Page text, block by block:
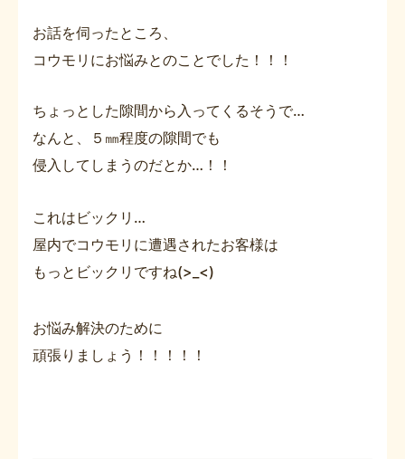
お話を伺ったところ、
コウモリにお悩みとのことでした！！！
ちょっとした隙間から入ってくるそうで…
なんと、５㎜程度の隙間でも
侵入してしまうのだとか…！！
これはビックリ…
屋内でコウモリに遭遇されたお客様は
もっとビックリですね(>_<)
お悩み解決のために
頑張りましょう！！！！！